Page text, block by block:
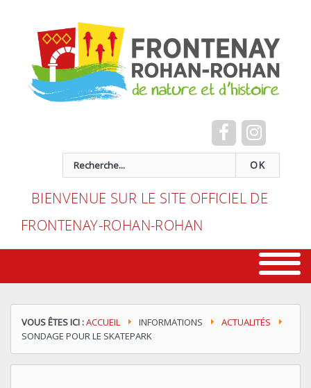
OK
BIENVENUE SUR LE SITE OFFICIEL DE
FRONTENAY-ROHAN-ROHAN
VOUS ÊTES ICI :ACCUEIL INFORMATIONS
ACTUALITÉS
SONDAGE POUR LE SKATEPARK